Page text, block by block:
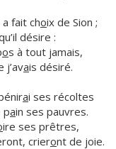
fait choix de Sion ;
désire :
os à tout jamais,
j’avais désiré.
ai ses récoltes
pain ses pauvres.
ire ses prêtres,
crieront de joie.